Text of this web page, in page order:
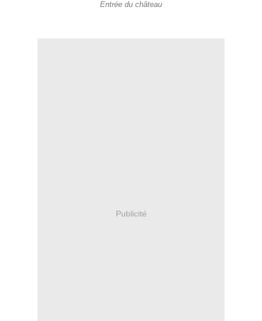
Entrée du château
Publicité